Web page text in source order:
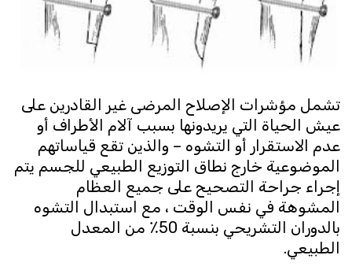
تشمل مؤشرات الإصلاح المرضى غير القادرين على
عيش الحياة التي يريدونها بسبب آلام الأطراف أو
عدم الاستقرار أو التشوه – والذين تقع قياساتهم
الموضوعية خارج نطاق التوزيع الطبيعي للجسم يتم
إجراء جراحة التصحيح على جميع العظام
المشوهة في نفس الوقت ، مع استبدال التشوه
بالدوران التشريحي بنسبة 50٪ من المعدل
الطبيعي.